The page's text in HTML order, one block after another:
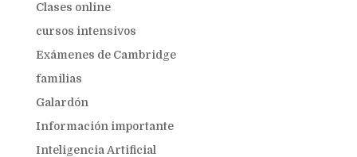
Clases online
cursos intensivos
Exámenes de Cambridge
familias
Galardón
Información importante
Inteligencia Artificial